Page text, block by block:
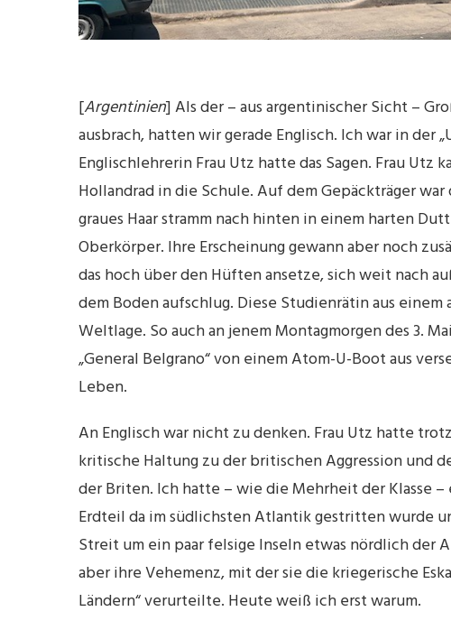
[Argentinien] Als der – aus argentinischer Sicht –
ausbrach, hatten wir gerade Englisch. Ich war in der
Englischlehrerin Frau Utz hatte das Sagen. Frau
Hollandrad in die Schule. Auf dem Gepäckträger
graues Haar stramm nach hinten in einem harten
Oberkörper. Ihre Erscheinung gewann aber noch
das hoch über den Hüften ansetze, sich weit nach
dem Boden aufschlug. Diese Studienrätin aus
Weltlage. So auch an jenem Montagmorgen des 3.
„General Belgrano“ von einem Atom-U-Boot aus
Leben.
An Englisch war nicht zu denken. Frau Utz hatte
kritische Haltung zu der britischen Aggression und
der Briten. Ich hatte – wie die Mehrheit der Klasse
Erdteil da im südlichsten Atlantik gestritten wurde
Streit um ein paar felsige Inseln etwas nördlich der
aber ihre Vehemenz, mit der sie die kriegerische
Ländern“ verurteilte. Heute weiß ich erst warum.